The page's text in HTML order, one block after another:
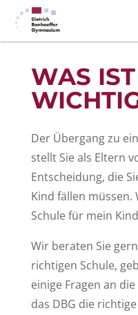
WAS
Der Übergang zu
stellt Sie als Eltern
Entscheidung, die
Kind fällen müssen.
Schule für mein
Wir beraten Sie
richtigen Schule,
einige Fragen an
das DBG die